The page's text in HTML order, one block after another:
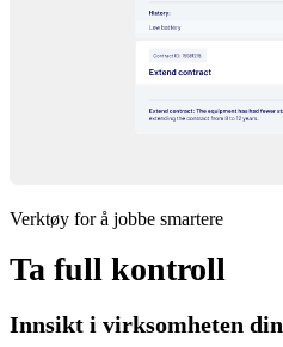
Verktøy for å jobbe smartere
Ta full kontroll
Innsikt i virksomheten din